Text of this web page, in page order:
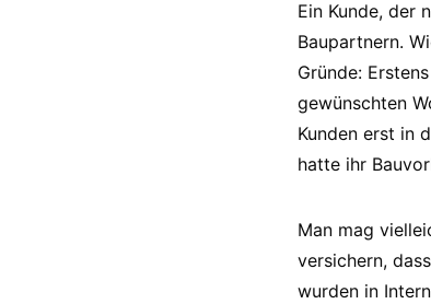
Ein Kunde, der
Baupartnern.
Gründe:
gewünschten
Kunden erst in
hatte ihr
Man mag
versichern,
wurden in